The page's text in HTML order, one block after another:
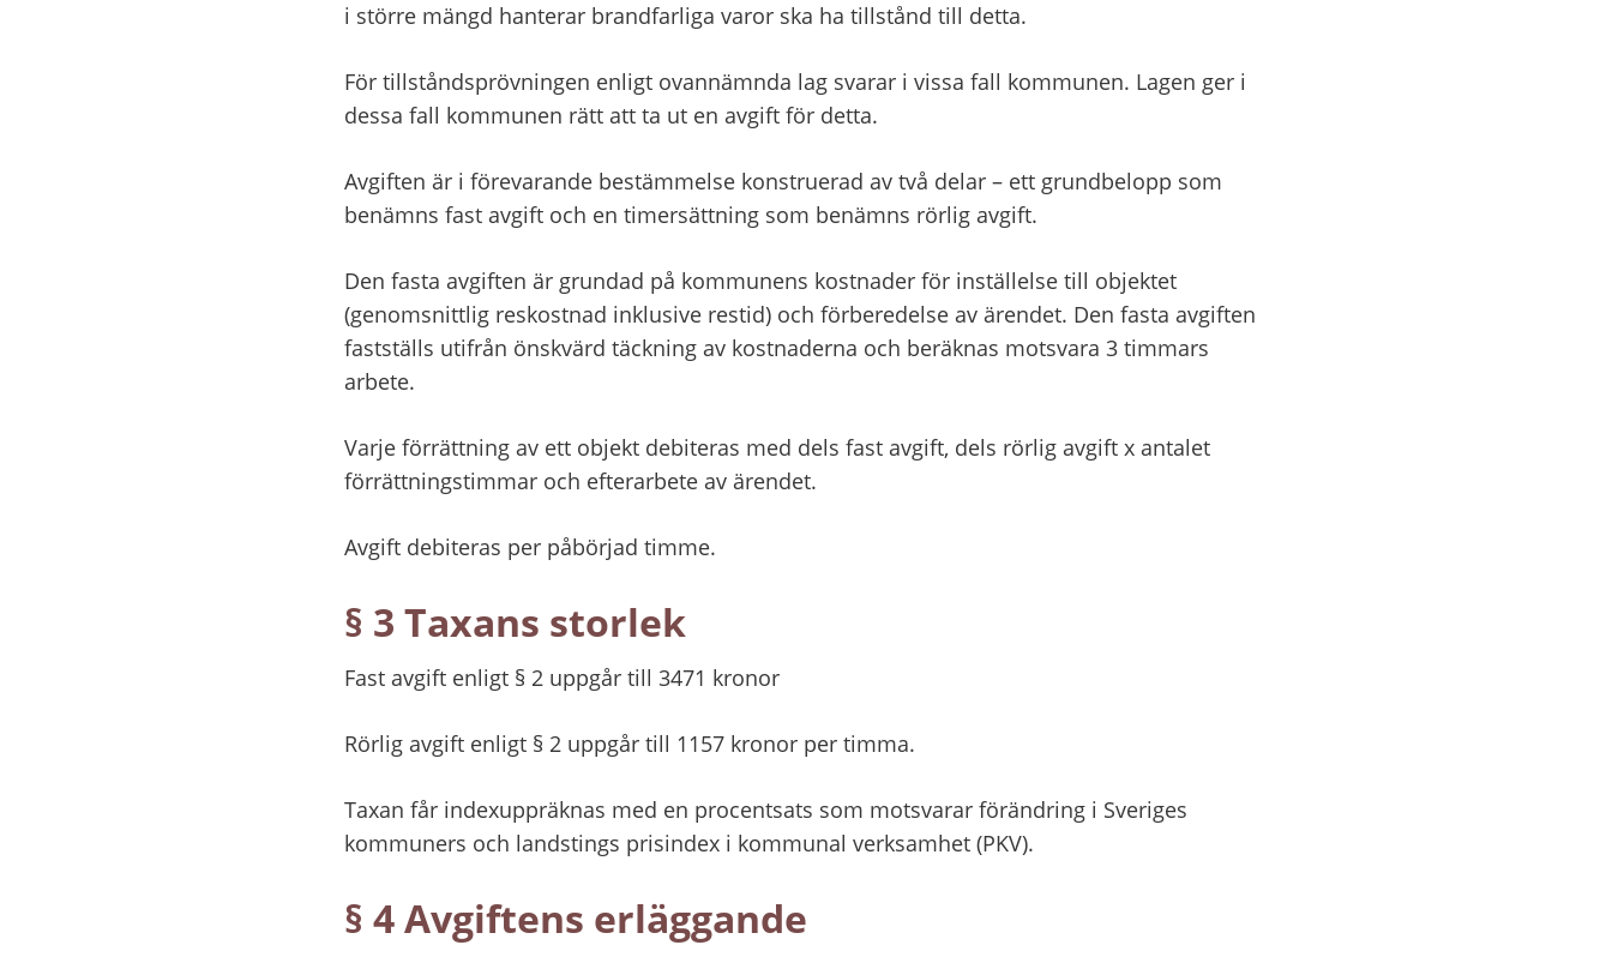
i större mängd hanterar brandfarliga varor ska ha tillstånd till detta.
För tillståndsprövningen enligt ovannämnda lag svarar i vissa fall kommunen. Lagen ger i
dessa fall kommunen rätt att ta ut en avgift för detta.
Avgiften är i förevarande bestämmelse konstruerad av två delar – ett grundbelopp som
benämns fast avgift och en timersättning som benämns rörlig avgift.
Den fasta avgiften är grundad på kommunens kostnader för inställelse till objektet
(genomsnittlig reskostnad inklusive restid) och förberedelse av ärendet. Den fasta avgiften
fastställs utifrån önskvärd täckning av kostnaderna och beräknas motsvara 3 timmars
arbete.
Varje förrättning av ett objekt debiteras med dels fast avgift, dels rörlig avgift x antalet
förrättningstimmar och efterarbete av ärendet.
Avgift debiteras per påbörjad timme.
§ 3 Taxans storlek
Fast avgift enligt § 2 uppgår till 3471 kronor
Rörlig avgift enligt § 2 uppgår till 1157 kronor per timma.
Taxan får indexuppräknas med en procentsats som motsvarar förändring i Sveriges
kommuners och landstings prisindex i kommunal verksamhet (PKV).
§ 4 Avgiftens erläggande